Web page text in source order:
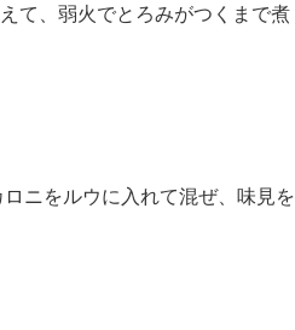
て、弱火でとろみがつくまで煮
ニをルウに入れて混ぜ、味見を